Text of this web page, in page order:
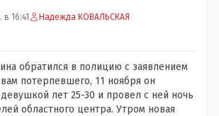
16:41
Надежда КОВАЛЬСКАЯ
обратился в полицию с заявлением
потерпевшего, 11 ноября он
лет 25-30 и провел с ней ночь
областного центра. Утром новая